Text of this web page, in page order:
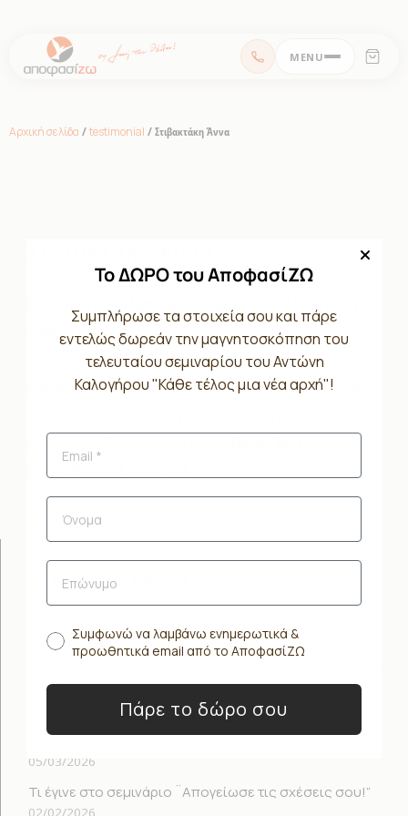
MENU
Αρχική σελίδα /testimonial / Στιβακτάκη Άννα
[vc_row][vc_column][vc_column_text]
Ιδιωτικός
υπάλληλος
Ανοίγει τον δρόμο για να πιστέψεις στον εαυτό σου. Ανοίγει
[/vc_column][/vc_row]
Τελευταία Άρθρα
15/06/2026
σου!”
Τι έγινε στο σεμινάριο “Η Δυναμική του Χρήματος!”
05/03/2026
Τι έγινε στο σεμινάριο ¨Απογείωσε τις σχέσεις σου!”
02/02/2026
Το ΔΩΡΟ του ΑποφασίΖΩ
Συμπλήρωσε τα στοιχεία σου και πάρε
εντελώς δωρεάν την μαγνητοσκόπηση του
τελευταίου σεμιναρίου του Αντώνη
Καλογήρου "Κάθε τέλος μια νέα αρχή"!
Συμφωνώ να λαμβάνω ενημερωτικά &
προωθητικά email από το ΑποφασίΖΩ
Πάρε το δώρο σου